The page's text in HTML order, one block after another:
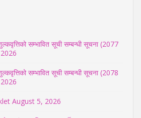
सम्भावित सूची सम्बन्धी सूचना (2077
सम्भावित सूची सम्बन्धी सूचना (2078
August 5, 2026